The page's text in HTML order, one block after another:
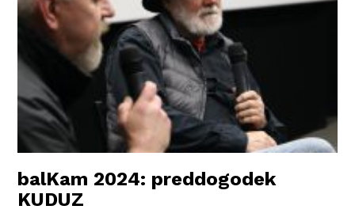
balKam 2024: preddogodek
KUDUZ